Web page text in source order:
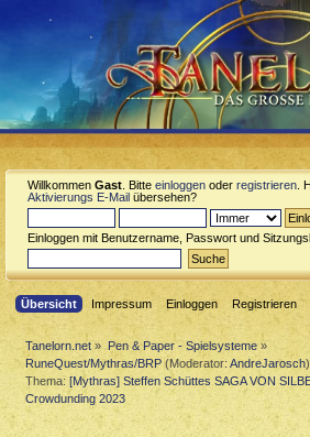
Willkommen Gast . Bitte einloggen oder registrieren .
Aktivierungs E-Mail übersehen?
Einloggen mit Benutzername, Passwort und
Übersicht Impressum Einloggen Registrieren
Tanelorn.net » Pen & Paper - Spielsysteme»
RuneQuest/Mythras/BRP (Moderator:AndreJarosch
Thema:[Mythras] Steffen Schüttes SAGA VON
Crowdunding 2023